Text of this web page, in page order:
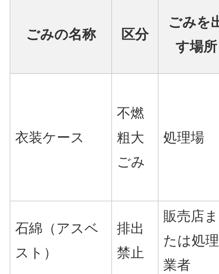
ごみの名称 区分
ごみを
す場所
衣装ケース
不燃
粗大
ごみ
処理場
石綿（アスベ
スト）
排出
禁止
販売店ま
たは処理
業者